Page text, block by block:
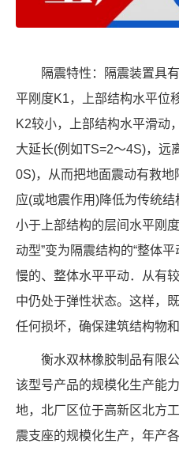
隔震特性：隔震装置具
平刚度K1，上部结构水平位
K2较小，上部结构水平滑动
大延长(例如TS=2～4S)，远
0S)，从而把地面震动有救
应(或地震作用)降低为传统
小于上部结构的层间水平刚
动型”变为隔震结构的“整体
慢的、整体水平平动．从有
中仍处于弹性状态。这样，
任何损坏，确保建筑结构物
衡水双林橡胶制品有限
该型号产品的规模化生产能
地，北厂区位于高新区北方
震支座的规模化生产，年产